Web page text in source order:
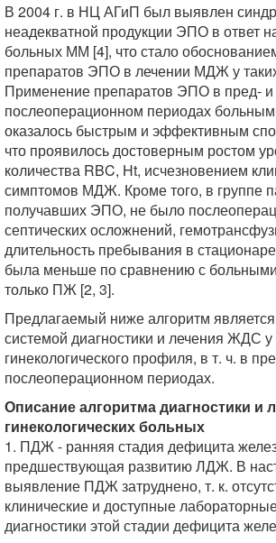
В 2004 г. в НЦ АГиП был выявлен
неадекватной продукции ЭПО в ответ
больных ММ [4], что стало
препаратов ЭПО в лечении МДЖ у
Применение препаратов ЭПО в пред- и
послеоперационном периодах
оказалось быстрым и эффективным
что проявилось достоверным ростом
количества RBC, Ht, исчезновением
симптомов МДЖ. Кроме того, в группе
получавших ЭПО, не было
септических осложнений,
длительность пребывания в
была меньше по сравнению с
только ПЖ [2, 3].
Предлагаемый ниже алгоритм
системой диагностики и лечения ЖДС у
гинекологического профиля, в т. ч. в
послеоперационном периодах.
Описание алгоритма диагностики и
гинекологических больных
1. ПДЖ - ранняя стадия дефицита
предшествующая развитию ЛДЖ. В
выявление ПДЖ затруднено, т. к.
клинические и доступные
диагностики этой стадии дефицита